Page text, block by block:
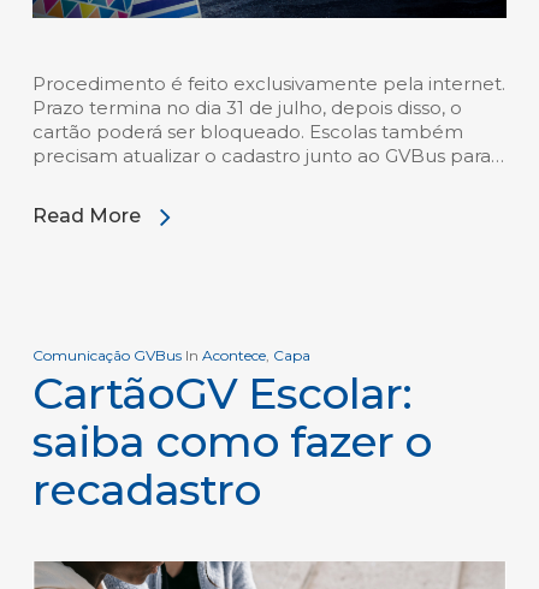
Procedimento é feito exclusivamente pela internet.
Prazo termina no dia 31 de julho, depois disso, o
cartão poderá ser bloqueado. Escolas também
precisam atualizar o cadastro junto ao GVBus para…
Read More
Comunicação GVBus In Acontece, Capa
CartãoGV Escolar:
saiba como fazer o
recadastro